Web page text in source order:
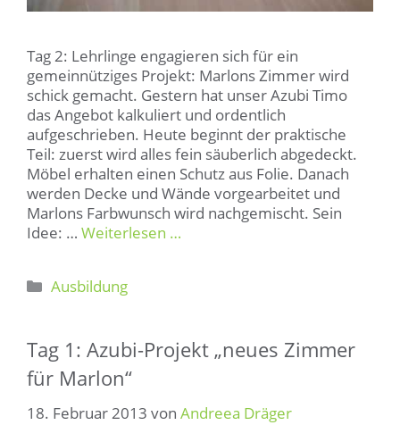
Tag 2: Lehrlinge engagieren sich für ein
gemeinnütziges Projekt: Marlons Zimmer wird
schick gemacht. Gestern hat unser Azubi Timo
das Angebot kalkuliert und ordentlich
aufgeschrieben. Heute beginnt der praktische
Teil: zuerst wird alles fein säuberlich abgedeckt.
Möbel erhalten einen Schutz aus Folie. Danach
werden Decke und Wände vorgearbeitet und
Marlons Farbwunsch wird nachgemischt. Sein
Idee: … Weiterlesen …
Kategorien
Ausbildung
Tag 1: Azubi-Projekt „neues Zimmer
für Marlon“
18. Februar 2013 von Andreea Dräger